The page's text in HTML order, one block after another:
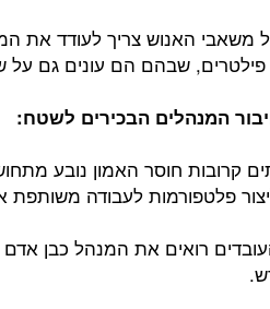
משאבי האנוש צריך לעודד את
שבהם הם עונים גם על
קרובות חוסר האמון נובע
פלטפורמות לעבודה
רואים את המנהל כבן